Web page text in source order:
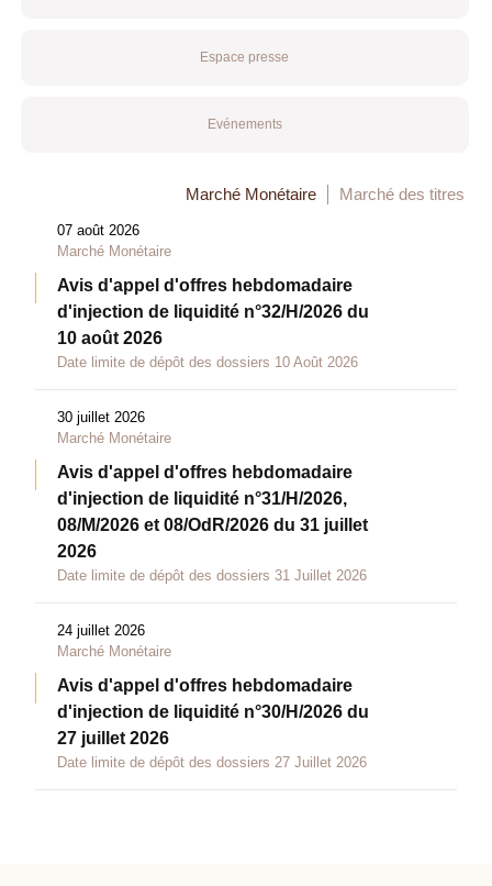
Espace presse
Evénements
Marché Monétaire Marché des titres
07 août 2026
Marché Monétaire
Avis d'appel d'offres hebdomadaire
d'injection de liquidité n°32/H/2026 du
10 août 2026
Date limite de dépôt des dossiers 10 Août 2026
30 juillet 2026
Marché Monétaire
Avis d'appel d'offres hebdomadaire
d'injection de liquidité n°31/H/2026,
08/M/2026 et 08/OdR/2026 du 31 juillet
2026
Date limite de dépôt des dossiers 31 Juillet 2026
24 juillet 2026
Marché Monétaire
Avis d'appel d'offres hebdomadaire
d'injection de liquidité n°30/H/2026 du
27 juillet 2026
Date limite de dépôt des dossiers 27 Juillet 2026